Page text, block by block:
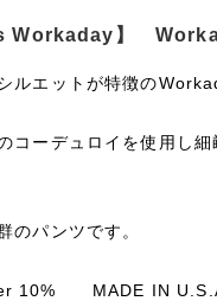
Workaday】
ルエットが特徴の
コーデュロイを使用し
のパンツです。
10% MADE IN